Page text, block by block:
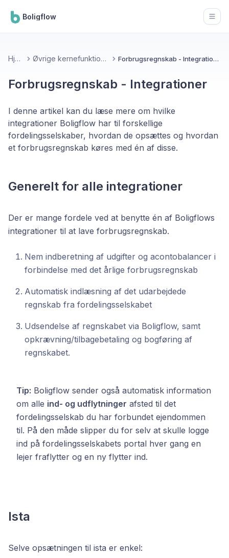
Boligflow
Hjem Øvrige kernefunktioner Forbrugsregnskab - Integrationer
Forbrugsregnskab - Integrationer
I denne artikel kan du læse mere om hvilke
integrationer Boligflow har til forskellige
fordelingsselskaber, hvordan de opsættes og hvordan
et forbrugsregnskab køres med én af disse.
Generelt for alle integrationer
Der er mange fordele ved at benytte én af Boligflows
integrationer til at lave forbrugsregnskab.
Nem indberetning af udgifter og acontobalancer i
forbindelse med det årlige forbrugsregnskab
Automatisk indlæsning af det udarbejdede
regnskab fra fordelingsselskabet
Udsendelse af regnskabet via Boligflow, samt
opkrævning/tilbagebetaling og bogføring af
regnskabet.
Tip: Boligflow sender også automatisk information
om alle ind- og udflytninger afsted til det
fordelingsselskab du har forbundet ejendommen
til. På den måde slipper du for selv at skulle logge
ind på fordelingsselskabets portal hver gang en
lejer fraflytter og en ny flytter ind.
Ista
Selve opsætningen til ista er enkel: